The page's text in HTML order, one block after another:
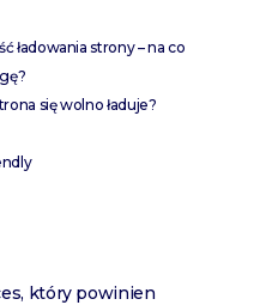
ładowania strony – na co
się wolno ładuje?
który powinien